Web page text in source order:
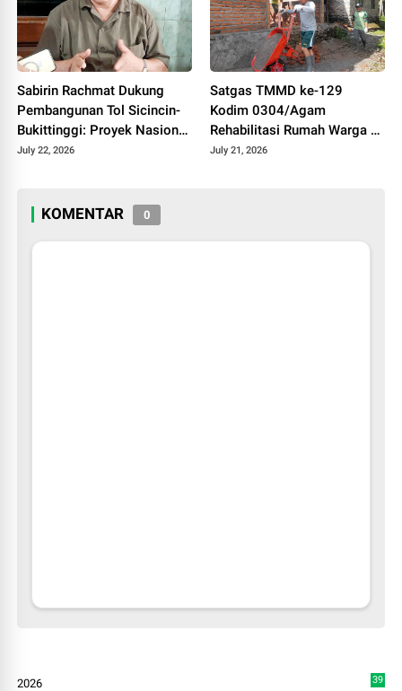
Sabirin Rachmat Dukung
Pembangunan Tol Sicincin-
Bukittinggi: Proyek Nasional
Demi Kepentingan
July 22, 2026
Satgas TMMD ke-129
Kodim 0304/Agam
Rehabilitasi Rumah Warga di
Palupuh
July 21, 2026
KOMENTAR 0
2026
39